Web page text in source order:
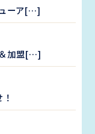
ーア[…]
＆加盟[…]